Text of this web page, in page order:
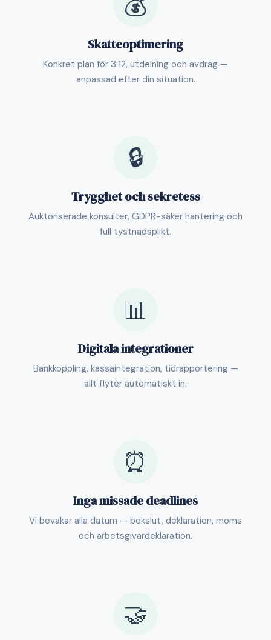
Skatteoptimering
Konkret plan för 3:12, utdelning och avdrag —
anpassad efter din situation.
🔒
Trygghet och sekretess
Auktoriserade konsulter, GDPR-säker hantering och
full tystnadsplikt.
📊
Digitala integrationer
Bankkoppling, kassaintegration, tidrapportering —
allt flyter automatiskt in.
⏰
Inga missade deadlines
Vi bevakar alla datum — bokslut, deklaration, moms
och arbetsgivardeklaration.
🤝